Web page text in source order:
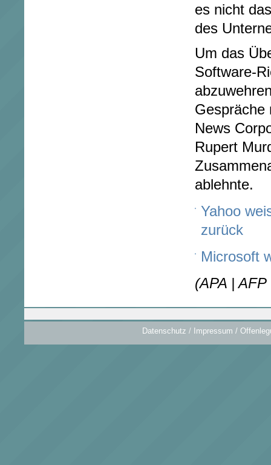
es nicht
des
Um das
Software-
Gespräche
News
Rupert
ablehnte.
Yahoo
zurück
Microsoft
(APA |
Datenschutz / Impressum /